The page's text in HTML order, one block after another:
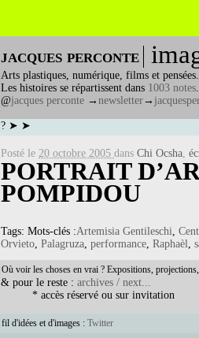
jacques perconte
Arts plastiques, numérique, films et
Les histoires se répartissent dans 1003 notes
@jacques perconte → newsletter→
? ➤ ➤
Posté le 20 octobre 2005 dans Chi Ocsha,
PORTRAIT
POMPIDOU
Tags: Mots-clés :Artemisia Gentileschi,
Orvieto, Palagruza, performance, Raphaèl,
Où voir les choses en vrai ? Expositions,
& pour le reste : archives / next...
* accès réservé ou sur invitation
fil d'idées et d'images : Twitter